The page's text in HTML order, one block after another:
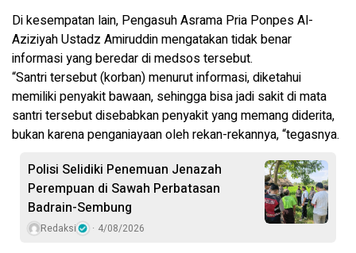
Di kesempatan lain, Pengasuh Asrama Pria Ponpes Al-
Aziziyah Ustadz Amiruddin mengatakan tidak benar
informasi yang beredar di medsos tersebut.
“Santri tersebut (korban) menurut informasi, diketahui
memiliki penyakit bawaan, sehingga bisa jadi sakit di mata
santri tersebut disebabkan penyakit yang memang diderita,
bukan karena penganiayaan oleh rekan-rekannya, “tegasnya.
Polisi Selidiki Penemuan Jenazah
Perempuan di Sawah Perbatasan
Badrain-Sembung
Redaksi 4/08/2026